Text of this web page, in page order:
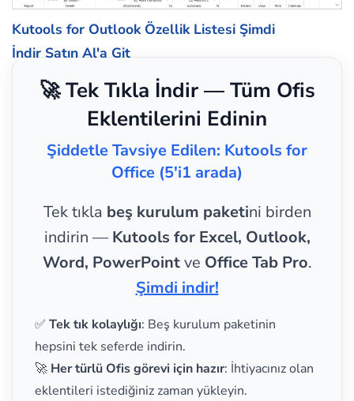
Kutools for Outlook Özellik Listesi Şimdi
İndir Satın Al'a Git
🚀 Tek Tıkla İndir — Tüm Ofis
Eklentilerini Edinin
Şiddetle Tavsiye Edilen: Kutools for
Office (5'i1 arada)
Tek tıkla beş kurulum paketini birden
indirin — Kutools for Excel, Outlook,
Word, PowerPointve Office Tab Pro.
Şimdi indir!
✅ Tek tık kolaylığı: Beş kurulum paketinin
hepsini tek seferde indirin.
🚀 Her türlü Ofis görevi için hazır: İhtiyacınız olan
eklentileri istediğiniz zaman yükleyin.